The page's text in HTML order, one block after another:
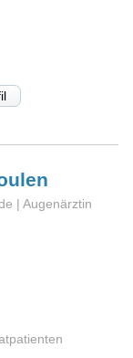
| Augenärztin